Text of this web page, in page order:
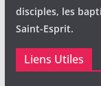
disciples, les
Saint-Esprit.
Liens Utiles